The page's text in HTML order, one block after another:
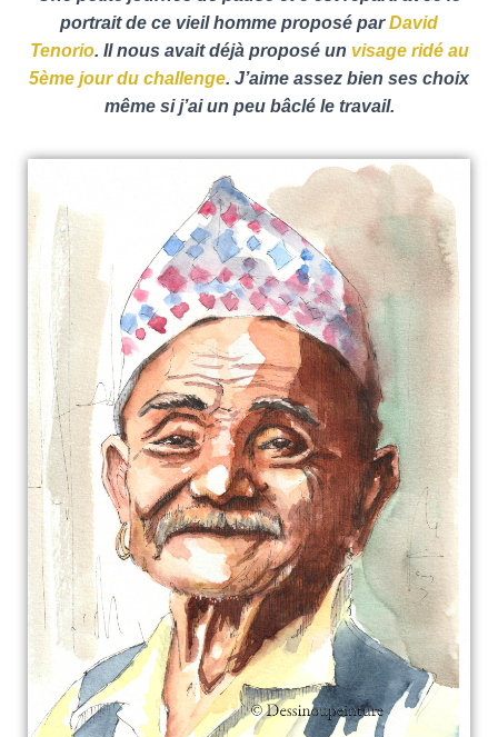
V
I
I
portrait de ce vieil homme proposé parDavid
Tenorio. Il nous avait déjà proposé un visage ridé au
5ème jour du challenge. J’aime assez bien ses choix
même si j’ai un peu bâclé le travail.